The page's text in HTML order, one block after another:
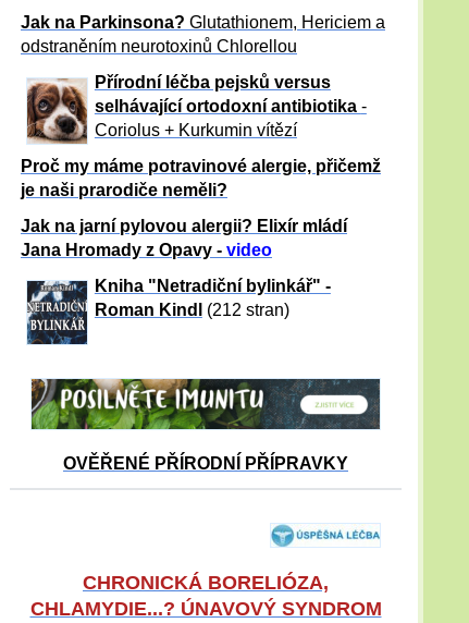
Jak na Parkinsona? Glutathionem, Hericiem a
odstraněním neurotoxinů Chlorellou
Přírodní léčba pejsků versus
selhávající ortodoxní antibiotika -
Coriolus + Kurkumin vítězí
Proč my máme potravinové alergie, přičemž
je naši prarodiče neměli?
Jak na jarní pylovou alergii? Elixír mládí
Jana Hromady z Opavy - video
Kniha "Netradiční bylinkář" -
Roman Kindl
(212 stran)
OVĚŘENÉ PŘÍRODNÍ PŘÍPRAVKY
CHRONICKÁ BORELIÓZA,
CHLAMYDIE...? ÚNAVOVÝ SYNDROM